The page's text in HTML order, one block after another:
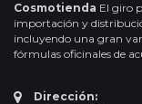
Cosmotienda El giro
importación y
incluyendo una gran
fórmulas oficinales de
Dirección: